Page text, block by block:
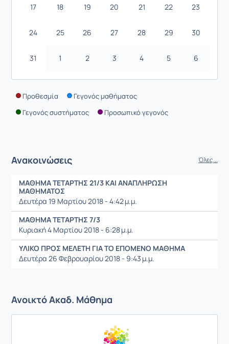
17 18 19 20 21 22 23
24 25 26 27 28 29 30
31 1 2 3 4 5 6
Προθεσμία
Γεγονός μαθήματος
Γεγονός συστήματος
Προσωπικό γεγονός
Ανακοινώσεις Όλες...
ΜΑΘΗΜΑ ΤΕΤΑΡΤΗΣ 21/3 ΚΑΙ ΑΝΑΠΛΗΡΩΣΗ
ΜΑΘΗΜΑΤΟΣ
Δευτέρα 19 Μαρτίου 2018 - 4:42 μ.μ.
ΜΑΘΗΜΑ ΤΕΤΑΡΤΗΣ 7/3
Κυριακή 4 Μαρτίου 2018 - 6:28 μ.μ.
ΥΛΙΚΟ ΠΡΟΣ ΜΕΛΕΤΗ ΓΙΑ ΤΟ ΕΠΟΜΕΝΟ ΜΑΘΗΜΑ
Δευτέρα 26 Φεβρουαρίου 2018 - 9:43 μ.μ.
Ανοικτό Ακαδ. Μάθημα